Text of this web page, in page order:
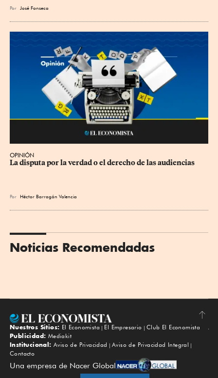
Por José Fonseca
OPINIÓN
La disputa por la verdad o el derecho de las audiencias
Por Héctor Barragán Valencia
Noticias Recomendadas
Subir
Nuestros Sitios: El Economista El Empresario
Club El Economista
Publicidad: Mediakit
Institucional: Aviso de Privacidad
Aviso de Privacidad Integral
Contacto
Una empresa de Nacer Global